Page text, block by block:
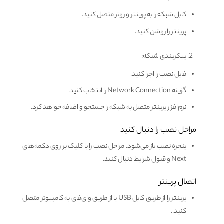
کابل شبکه را به پرینتر و روتر متصل کنید.
پرینتر را روشن کنید.
پیکربندی شبکه:
فایل نصب را اجرا کنید.
گزینه Network Connection را انتخاب کنید.
نرم‌افزار پرینتر متصل به شبکه را جستجو و اضافه خواهد کرد.
مراحل نصب را دنبال کنید
پنجره نصب باز می‌شود. مراحل نصب را با کلیک بر روی دکمه‌های
Next و قبول شرایط دنبال کنید.
اتصال پرینتر
پرینتر را از طریق کابل USB یا از طریق وای‌فای به کامپیوتر متصل
کنید..